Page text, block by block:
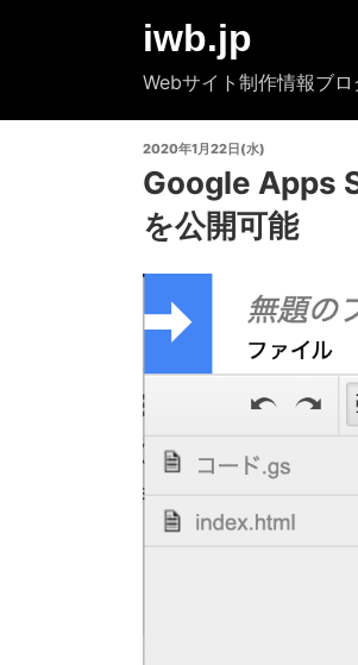
ツ
iwb.jp
Webサイト制作情報ブロ
投
日:
2020年1月22日(水)
Google Apps
を公開可能